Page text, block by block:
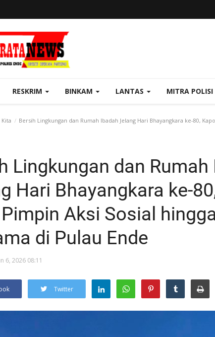
RESKRIM BINKAM LANTAS MITRA POLISI
Kita Bersih Lingkungan dan Rumah Ibadah Jelang Hari Bhayangkara ke-80,
Lingkungan dan Rumah
Hari Bhayangkara ke-
Aksi Sosial
di Pulau Ende
6, 2026 08:11
Twitter